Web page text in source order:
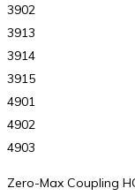
3902
3913
3914
3915
4901
4902
4903
Zero-Max Coupling